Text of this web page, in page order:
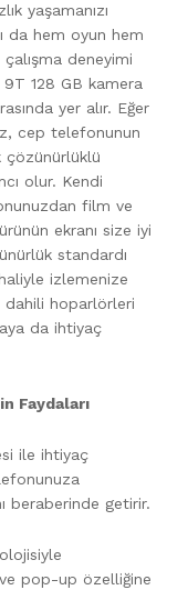
yaşamanızı
da hem oyun hem
çalışma deneyimi
128 GB kamera
yer alır. Eğer
cep telefonunun
çözünürlüklü
olur. Kendi
film ve
ekranı size iyi
standardı
izlemenize
dahili hoparlörleri
da ihtiyaç
Faydaları
ile ihtiyaç
beraberinde getirir.
pop-up özelliğine